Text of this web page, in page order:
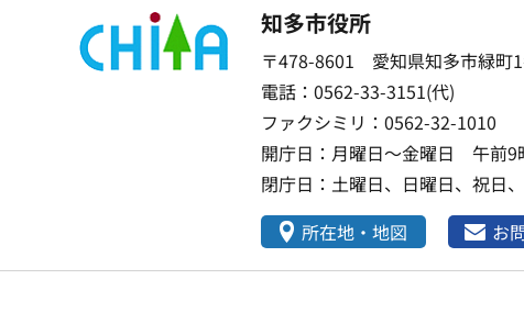
知多市役所
〒478-8601 愛知県知多市緑町
電話：0562-33-3151(代)
ファクシミリ：0562-32-1010
開庁日：月曜日～金曜日 午前9
閉庁日：土曜日、日曜日、祝日
所在地・地図
お